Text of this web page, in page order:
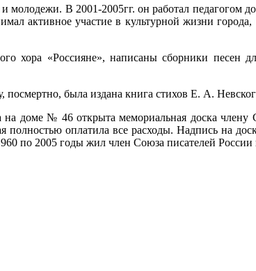
молодежи. В 2001-2005гг. он работал педагогом
активное участие в культурной жизни города,
хора «Россияне», написаны сборники песен
была издана книга стихов Е. А.
доме № 46 открыта мемориальная доска
полностью оплатила все расходы. Надпись на
по 2005 годы жил член Союза писателей